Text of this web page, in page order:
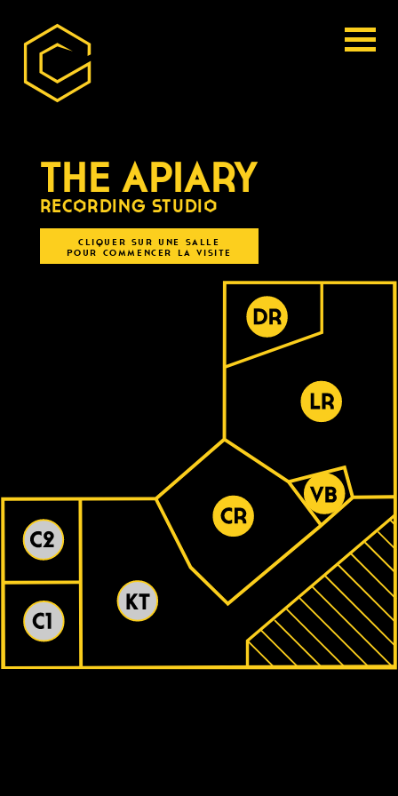
THE APIARY
RECORDING STUDIO
cliquer sur une salle
pour commencer la visite